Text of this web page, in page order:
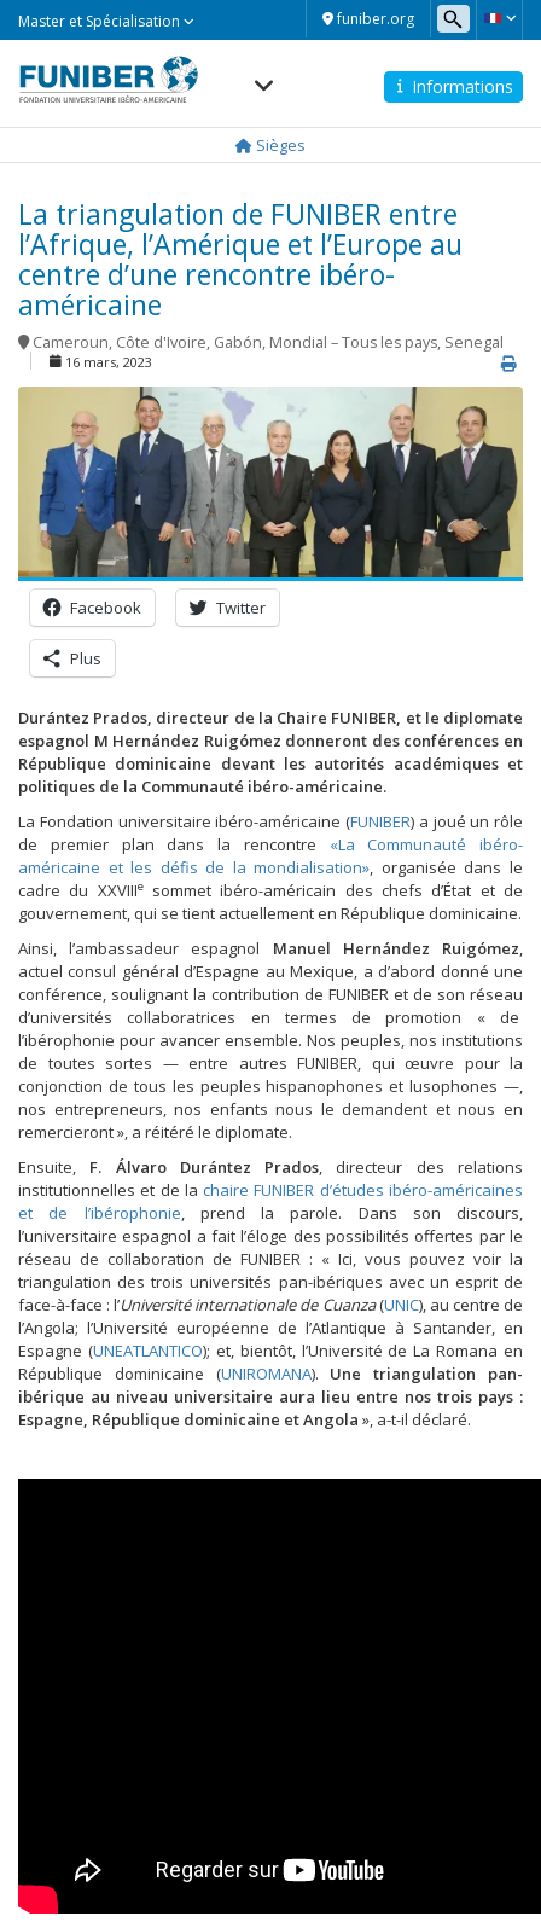
funiber.org
Master et Spécialisation
Informations
Sièges
La triangulation de FUNIBER entre
l’Afrique, l’Amérique et l’Europe au
centre d’une rencontre ibéro-
américaine
Cameroun, Côte d'Ivoire, Gabón, Mondial – Tous les pays, Senegal
16 mars, 2023
Facebook Twitter
Plus
Durántez Prados, directeur de la Chaire FUNIBER, et le diplomate
espagnol M Hernández Ruigómez donneront des conférences en
République dominicaine devant les autorités académiques et
politiques de la Communauté ibéro-américaine.
La Fondation universitaire ibéro-américaine (FUNIBER) a joué un rôle
de premier plan dans la rencontre «La Communauté ibéro-
américaine et les défis de la mondialisation», organisée dans le
cadre du XXVIIIesommet ibéro-américain des chefs d’État et de
gouvernement, qui se tient actuellement en République dominicaine.
Ainsi, l’ambassadeur espagnol Manuel Hernández Ruigómez,
actuel consul général d’Espagne au Mexique, a d’abord donné une
conférence, soulignant la contribution de FUNIBER et de son réseau
d’universités collaboratrices en termes de promotion « de
l’ibérophonie pour avancer ensemble. Nos peuples, nos institutions
de toutes sortes — entre autres FUNIBER, qui œuvre pour la
conjonction de tous les peuples hispanophones et lusophones —,
nos entrepreneurs, nos enfants nous le demandent et nous en
remercieront », a réitéré le diplomate.
Ensuite, F. Álvaro Durántez Prados, directeur des relations
institutionnelles et de lachaire FUNIBER d’études ibéro-américaines
et de l’ibérophonie, prend la parole. Dans son discours,
l’universitaire espagnol a fait l’éloge des possibilités offertes par le
réseau de collaboration de FUNIBER : « Ici, vous pouvez voir la
triangulation des trois universités pan-ibériques avec un esprit de
face-à-face : l’Université internationale de Cuanza(UNIC), au centre de
l’Angola; l’Université européenne de l’Atlantique à Santander, en
Espagne (UNEATLANTICO); et, bientôt, l’Université de La Romana en
République dominicaine (UNIROMANA). Une triangulation pan-
ibérique au niveau universitaire aura lieu entre nos trois pays :
Espagne, République dominicaine et Angola », a-t-il déclaré.